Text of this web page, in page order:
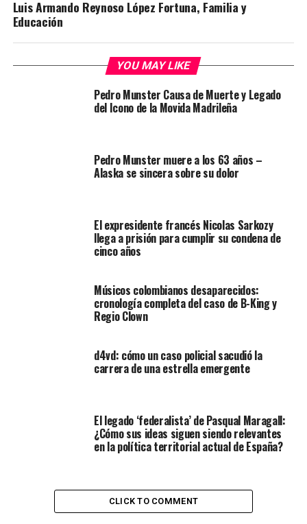
Luis Armando Reynoso López Fortuna, Familia y
Educación
YOU MAY LIKE
Pedro Munster Causa de Muerte y Legado
del Icono de la Movida Madrileña
Pedro Munster muere a los 63 años –
Alaska se sincera sobre su dolor
El expresidente francés Nicolas Sarkozy
llega a prisión para cumplir su condena de
cinco años
Músicos colombianos desaparecidos:
cronología completa del caso de B-King y
Regio Clown
d4vd: cómo un caso policial sacudió la
carrera de una estrella emergente
El legado ‘federalista’ de Pasqual Maragall:
¿Cómo sus ideas siguen siendo relevantes
en la política territorial actual de España?
CLICK TO COMMENT